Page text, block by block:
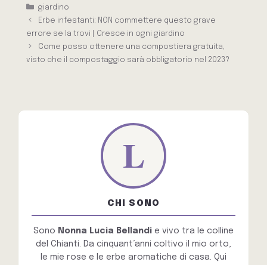
Categorie
giardino
Erbe infestanti: NON commettere questo grave
errore se la trovi | Cresce in ogni giardino
Come posso ottenere una compostiera gratuita,
visto che il compostaggio sarà obbligatorio nel 2023?
CHI SONO
Sono Nonna Lucia Bellandi e vivo tra le colline
del Chianti. Da cinquant’anni coltivo il mio orto,
le mie rose e le erbe aromatiche di casa. Qui